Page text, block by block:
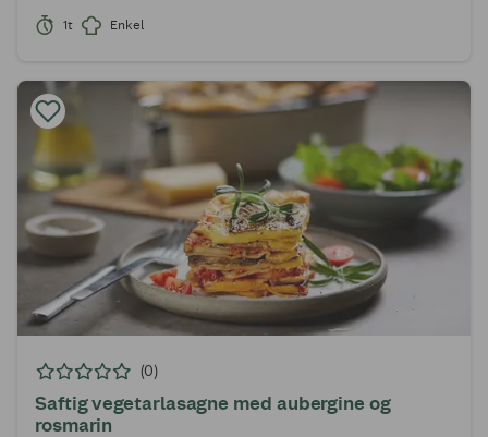
1t Enkel
(0)
Saftig vegetarlasagne med aubergine og
rosmarin